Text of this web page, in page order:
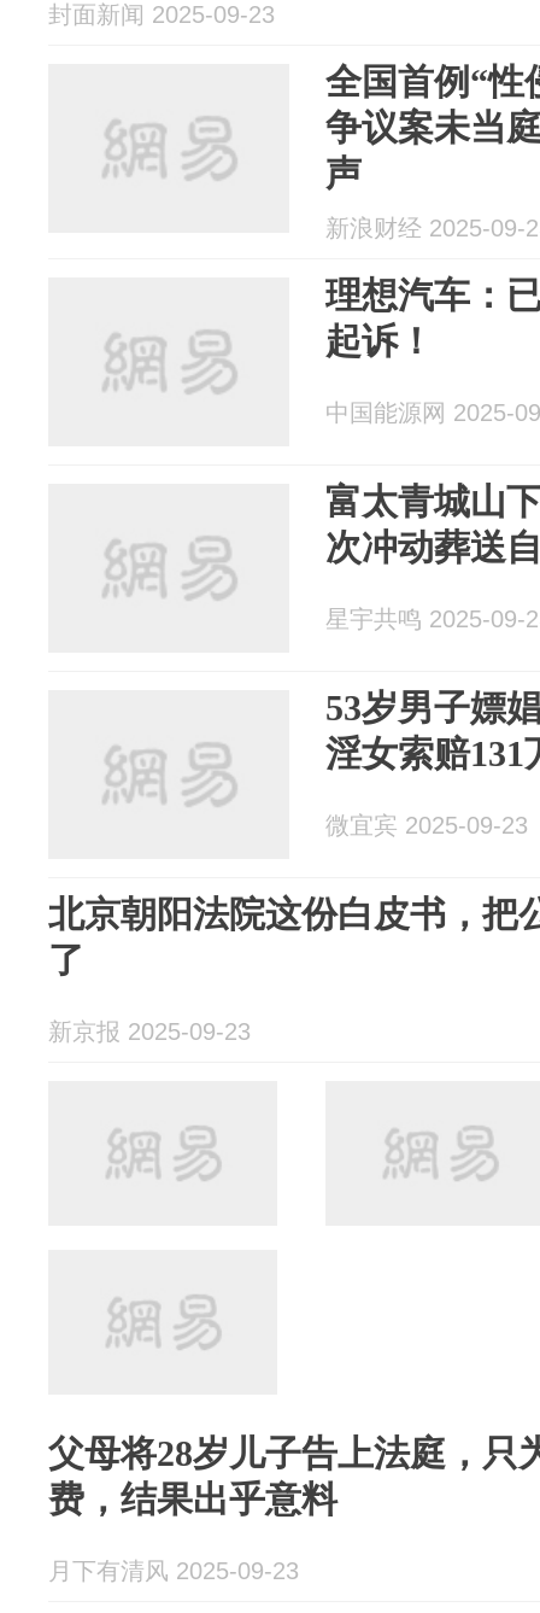
封面新闻 2025-09-23
全国首例“性
争议案未当
声
新浪财经 2025-09-
理想汽车：
起诉！
中国能源网 2025-
富太青城山
次冲动葬送
星宇共鸣 2025-09-
53岁男子嫖
淫女索赔131
微宜宾 2025-09-23
北京朝阳法院这份白皮书，把
了
新京报 2025-09-23
父母将28岁儿子告上法庭，只
费，结果出乎意料
月下有清风 2025-09-23